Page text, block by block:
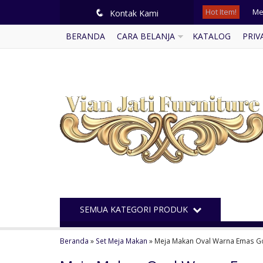
q Kontak Kami Hot Item!
BERANDA CARA BELANJA KATALOG
SEMUA KATEGORI PRODUK
Beranda » Set Meja Makan » Meja Makan Oval Warna Emas